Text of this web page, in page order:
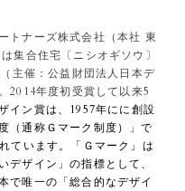
トナーズ株式会社（本社 東
集合住宅〔ニシオギソウ〕
主催：公益財団法人日本デ
2014年度初受賞して以来5
イン賞は、1957年にに創設
（通称Ｇマーク制度）」で
ています。
「Ｇマーク」は
デザイン」の指標として、
で唯一の「総合的なデザイ